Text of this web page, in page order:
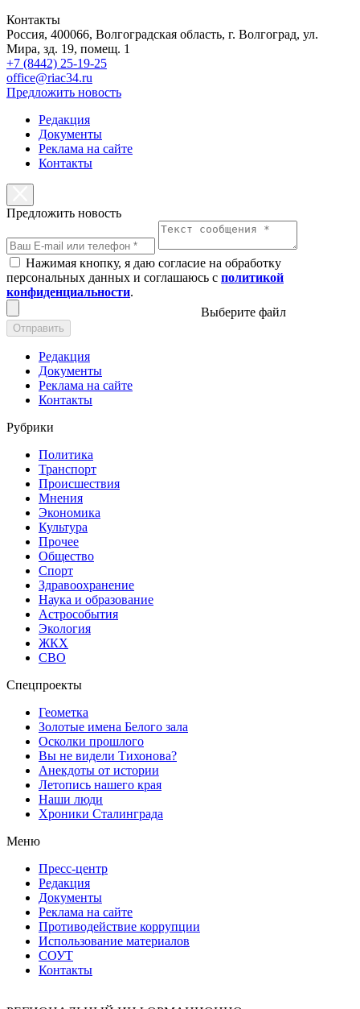
Контакты
Россия, 400066, Волгоградская область, г. Волгоград, ул.
Мира, зд. 19, помещ. 1
+7 (8442) 25-19-25
office@riac34.ru
Предложить новость
Редакция
Документы
Реклама на сайте
Контакты
Предложить новость
Нажимая кнопку, я даю согласие на обработку
персональных данных и соглашаюсь с политикой
конфиденциальности.
Выберите файл
Отправить
Редакция
Документы
Реклама на сайте
Контакты
Рубрики
Политика
Транспорт
Происшествия
Мнения
Экономика
Культура
Прочее
Общество
Спорт
Здравоохранение
Наука и образование
Астрособытия
Экология
ЖКХ
СВО
Спецпроекты
Геометка
Золотые имена Белого зала
Осколки прошлого
Вы не видели Тихонова?
Анекдоты от истории
Летопись нашего края
Наши люди
Хроники Сталинграда
Меню
Пресс-центр
Редакция
Документы
Реклама на сайте
Противодействие коррупции
Использование материалов
СОУТ
Контакты